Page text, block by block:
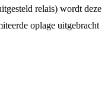
relais) wordt deze
oplage uitgebracht